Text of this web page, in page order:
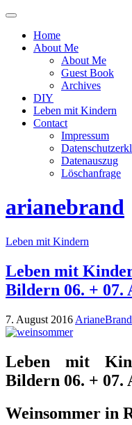
Menü
oder
ausblenden
Home
About Me
About Me
Guest Book
Archives
DIY
Leben mit Kindern
Contact
Impressum
Datenauszug
Löschanfrage
arianebrand
Leben mit Kindern
Leben mit
Bildern 06. + 07.
7. August 2016 ArianeBrand
Leben mit
Bildern 06. + 07.
Weinsommer in